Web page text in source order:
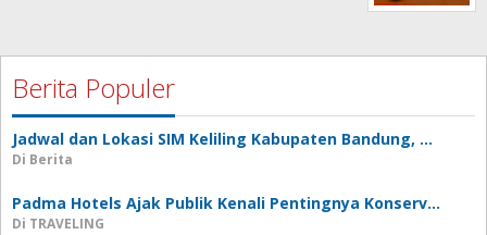
Berita Populer
Jadwal dan Lokasi SIM Keliling Kabupaten Bandung, …
Di Berita
Padma Hotels Ajak Publik Kenali Pentingnya Konserv…
Di TRAVELING